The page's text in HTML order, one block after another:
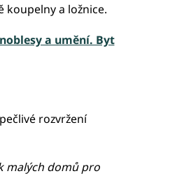
koupelny a ložnice.
a umění. Byt
rozvržení
malých domů pro